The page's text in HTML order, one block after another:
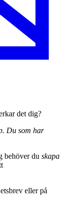
det dig?
Du som har
behöver du skapa
eller på